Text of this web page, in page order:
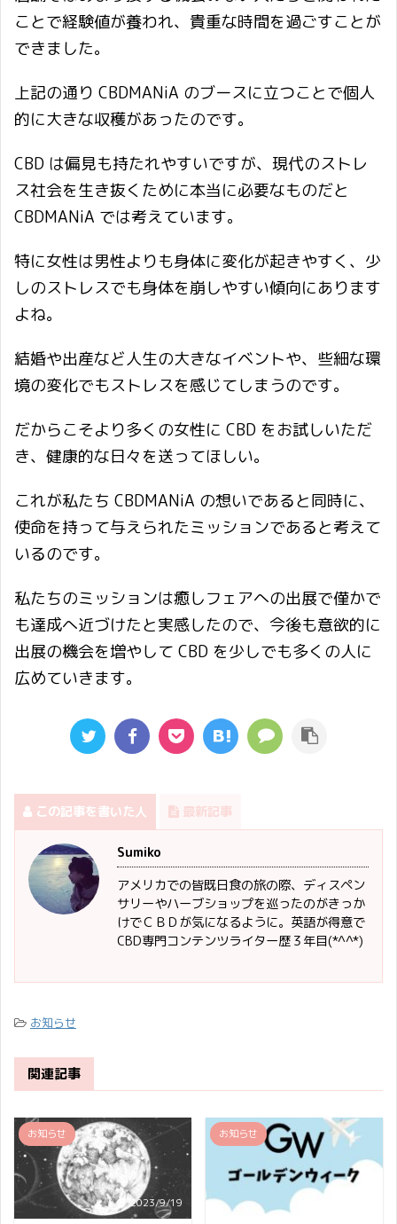
ことで経験値が養われ、貴重な時間を過ごすことが
できました。
上記の通り CBDMANiA のブースに立つことで個人
的に大きな収穫があったのです。
CBD は偏見も持たれやすいですが、現代のストレ
ス社会を生き抜くために本当に必要なものだと
CBDMANiA では考えています。
特に女性は男性よりも身体に変化が起きやすく、少
しのストレスでも身体を崩しやすい傾向にあります
よね。
結婚や出産など人生の大きなイベントや、些細な環
境の変化でもストレスを感じてしまうのです。
だからこそより多くの女性に CBD をお試しいただ
き、健康的な日々を送ってほしい。
これが私たち CBDMANiA の想いであると同時に、
使命を持って与えられたミッションであると考えて
いるのです。
私たちのミッションは癒しフェアへの出展で僅かで
も達成へ近づけたと実感したので、今後も意欲的に
出展の機会を増やして CBD を少しでも多くの人に
広めていきます。
この記事を書いた人 最新記事
Sumiko
アメリカでの皆既日食の旅の際、ディスペン
サリーやハーブショップを巡ったのがきっか
けでＣＢＤが気になるように。英語が得意で
CBD専門コンテンツライター歴３年目(*^^*)
お知らせ
関連記事
お知らせ
2023/9/19
お知らせ